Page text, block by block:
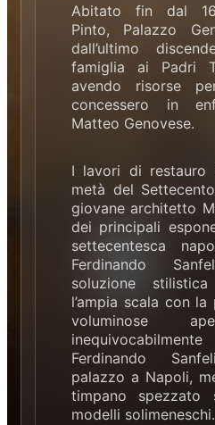
Abitato fin dal
Pinto, Palazzo
dall’ultimo
famiglia ai Padri
avendo risorse
concessero in
Matteo Genovese.
I lavori di restauro
metà del
giovane architetto
dei principali
settecentesca
Ferdinando
soluzione
l’ampia scala con
voluminose
Ferdinando
palazzo a Napoli,
timpano
modelli solimeneschi.